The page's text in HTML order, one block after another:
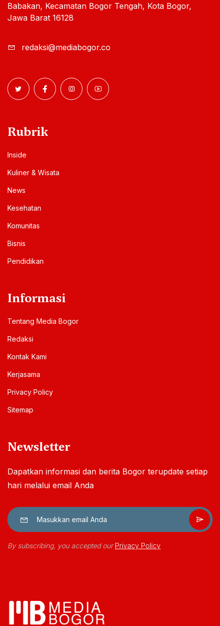
Babakan, Kecamatan Bogor Tengah, Kota Bogor,
Jawa Barat 16128
redaksi@mediabogor.co
Rubrik
Inside
Kuliner & Wisata
News
Kesehatan
Komunitas
Bisnis
Pendidikan
Informasi
Tentang Media Bogor
Redaksi
Kontak Kami
Kerjasama
Privacy Policy
Sitemap
Newsletter
Dapatkan informasi dan berita Bogor terupdate setiap
hari melalui email Anda
By subscribing, you accepted ourPrivacy Policy